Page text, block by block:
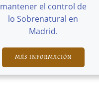
mantener el control de
lo Sobrenatural en
Madrid.
MÁS INFORMACIÓN